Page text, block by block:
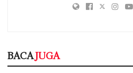
Pertamina Patra
BACAJUGA